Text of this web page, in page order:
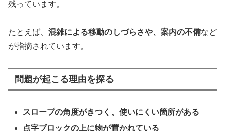
残っています。
たとえば、 混雑による移動のしづらさや、案内の不備など
が指摘されています。
問題が起こる理由を探る
スロープの角度がきつく、使いにくい箇所がある
点字ブロックの上に物が置かれている